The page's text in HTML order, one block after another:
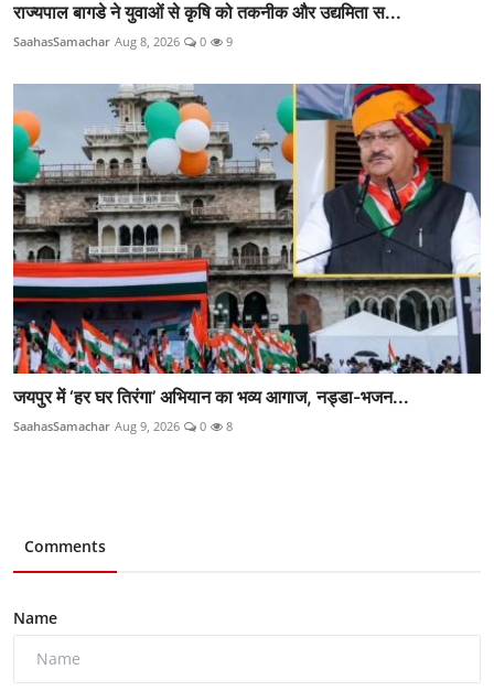
राज्यपाल बागडे ने युवाओं से कृषि को तकनीक और उद्यमिता स...
SaahasSamachar Aug 8, 2026 0 9
जयपुर में ‘हर घर तिरंगा’ अभियान का भव्य आगाज, नड्डा-भजन...
SaahasSamachar Aug 9, 2026 0 8
Comments
Name